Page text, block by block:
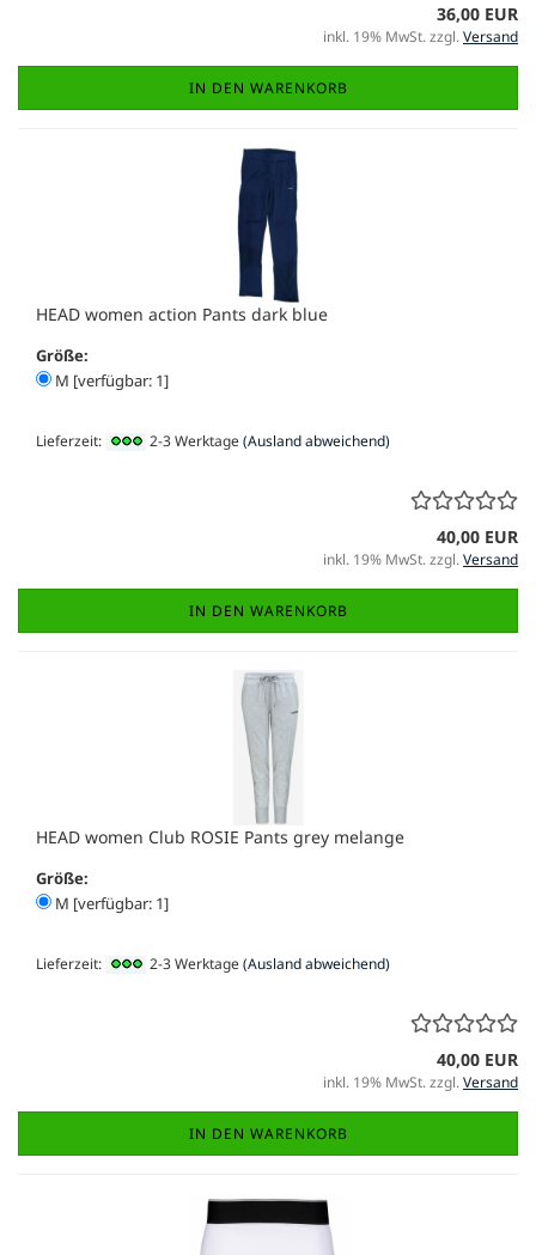
36,00 EUR
inkl. 19% MwSt. zzgl.Versand
IN DEN WARENKORB
HEAD women action Pants dark blue
Größe:
M [verfügbar: 1]
Lieferzeit: 2-3 Werktage(Ausland abweichend)
40,00 EUR
inkl. 19% MwSt. zzgl.Versand
IN DEN WARENKORB
HEAD women Club ROSIE Pants grey melange
Größe:
M [verfügbar: 1]
Lieferzeit: 2-3 Werktage(Ausland abweichend)
40,00 EUR
inkl. 19% MwSt. zzgl.Versand
IN DEN WARENKORB